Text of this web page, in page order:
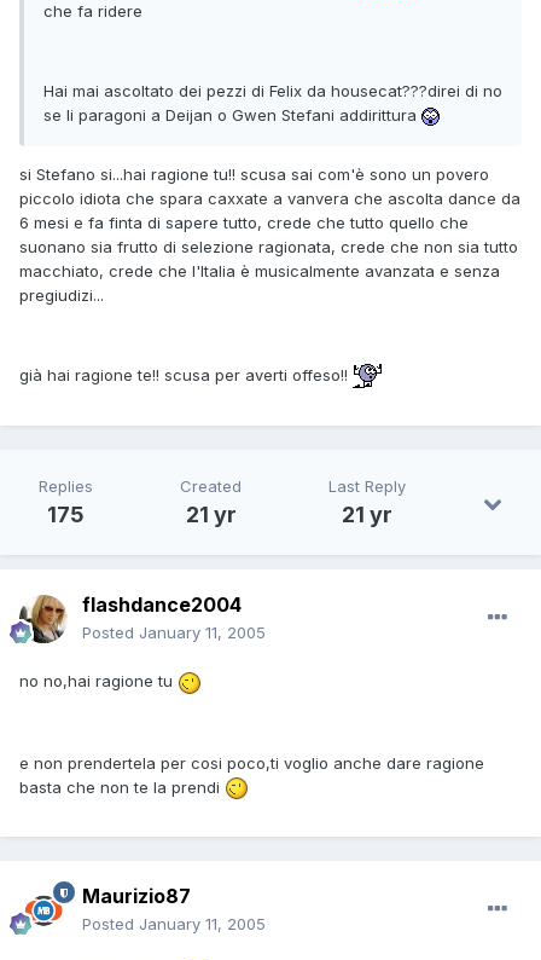
che fa ridere
Hai mai ascoltato dei pezzi di Felix da housecat???direi di no
se li paragoni a Deijan o Gwen Stefani addirittura
si Stefano si...hai ragione tu!! scusa sai com'è sono un povero
piccolo idiota che spara caxxate a vanvera che ascolta dance da
6 mesi e fa finta di sapere tutto, crede che tutto quello che
suonano sia frutto di selezione ragionata, crede che non sia tutto
macchiato, crede che l'Italia è musicalmente avanzata e senza
pregiudizi...
già hai ragione te!! scusa per averti offeso!!
Replies
175
Created
21 yr
Last Reply
21 yr
flashdance2004
Posted January 11, 2005
no no,hai ragione tu
e non prendertela per cosi poco,ti voglio anche dare ragione
basta che non te la prendi
Maurizio87
Posted January 11, 2005